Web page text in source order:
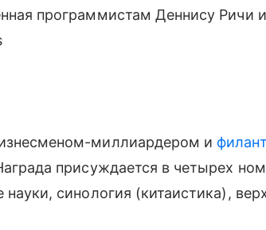
программистам Деннису Ричи
миллиардером и
присуждается в четырех
синология (китаистика),